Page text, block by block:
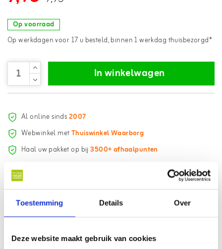
Toestemming Details Over
Deze website maakt gebruik van cookies
Op voorraad
Op werkdagen voor 17 u besteld, binnen 1 werkdag thuisbezorgd*
In winkelwagen
Al online sinds2007
Webwinkel metThuiswinkel Waarborg
Haal uw pakket op bij3500+ afhaalpunten
18.000+ klanten beoordelen ons met een
Informatie
Met deze barbecue vork kunt u een stukje vlees of groenten eenvoudig